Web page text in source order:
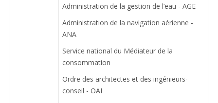
Administration de la gestion de l’eau - AGE
Administration de la navigation aérienne -
ANA
Service national du Médiateur de la
consommation
Ordre des architectes et des ingénieurs-
conseil - OAI